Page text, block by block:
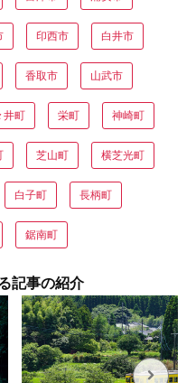
印西市 白井市
香取市 山武市
井町 栄町 神崎町
芝山町 横芝光町
白子町 長柄町
鋸南町
記事の紹介